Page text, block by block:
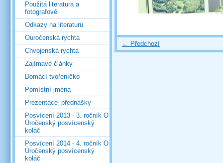
← Předchozí
Použitá literatura a
fotografové
Odkazy na literaturu
Ouročenská rychta
Chvojenská rychta
Zajímavé články
Domácí tvořeníčko
Pomístní jména
Prezentace_přednášky
Posvícení 2013 - 3. ročník O
Úročenský posvícenský
koláč
Posvícení 2014 - 4. ročník O
Úročenský posvícenský
koláč